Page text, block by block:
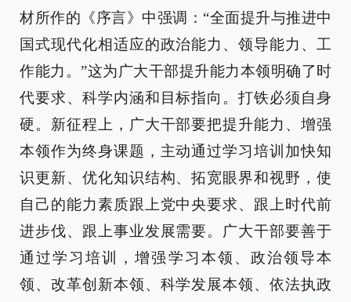
材所作的《序言》中强调：“全面提升与推进中
国式现代化相适应的政治能力、领导能力、工
作能力。”这为广大干部提升能力本领明确了时
代要求、科学内涵和目标指向。打铁必须自身
硬。新征程上，广大干部要把提升能力、增强
本领作为终身课题，主动通过学习培训加快知
识更新、优化知识结构、拓宽眼界和视野，使
自己的能力素质跟上党中央要求、跟上时代前
进步伐、跟上事业发展需要。广大干部要善于
通过学习培训，增强学习本领、政治领导本
领、改革创新本领、科学发展本领、依法执政